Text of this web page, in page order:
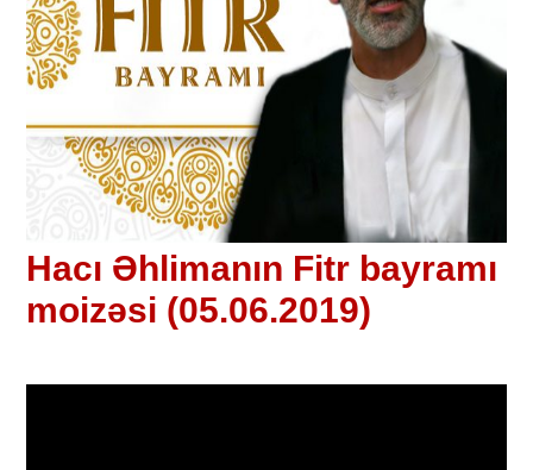
Hacı Əhlimanın Fitr bayramı
moizəsi (05.06.2019)